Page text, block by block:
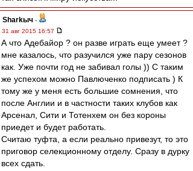
Sharkыч -
31 авг 2015 16:57
А что Адебайор ? он разве играть еще умеет ?
мне казалось, что разучился уже пару сезонов
как. Уже почти год не забивал голы )) С таким
же успехом можно Павлюченко подписать ) К
тому же у меня есть большие сомнения, что
после Англии и в частности таких клубов как
Арсенал, Сити и Тотенхем он без короны
приедет и будет работать.
Считаю туфта, а если реально привезут, то это
приговор селекционному отделу. Сразу в дурку
всех сдать.